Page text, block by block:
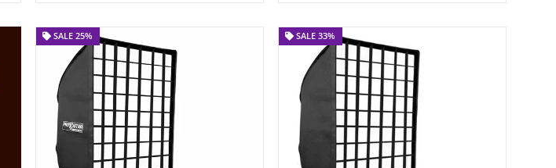
SALE 25%
SALE 25% SALE 33%
SALE 33%